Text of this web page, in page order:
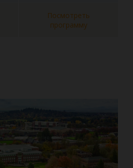
Посмотреть
программу